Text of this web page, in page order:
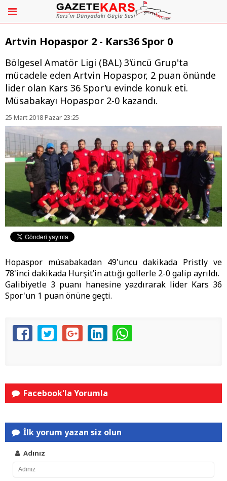
Artvin Hopaspor 2 - Kars36 Spor 0
Bölgesel Amatör Ligi (BAL) 3'üncü Grup'ta
mücadele eden Artvin Hopaspor, 2 puan önünde
lider olan Kars 36 Spor'u evinde konuk eti.
Müsabakayı Hopaspor 2-0 kazandı.
25 Mart 2018 Pazar 23:25
Hopaspor müsabakadan 49'uncu dakikada Pristly ve
78'inci dakikada Hurşit’in attığı gollerle 2-0 galip ayrıldı.
Galibiyetle 3 puanı hanesine yazdırarak lider Kars 36
Spor'un 1 puan önüne geçti.
Facebook'la Yorumla
İlk yorum yazan siz olun
Adınız